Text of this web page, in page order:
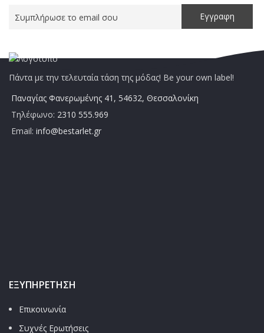
Πάντα με την τελευταία τάση της μόδας! Be your own label!
Παναγίας Φανερωμένης 41, 54632, Θεσσαλονίκη
Τηλέφωνο: 2310 555.969
Email: info@bestarlet.gr
ΕΞΥΠΗΡΈΤΗΣΗ
Επικοινωνία
Συχνές Ερωτήσεις